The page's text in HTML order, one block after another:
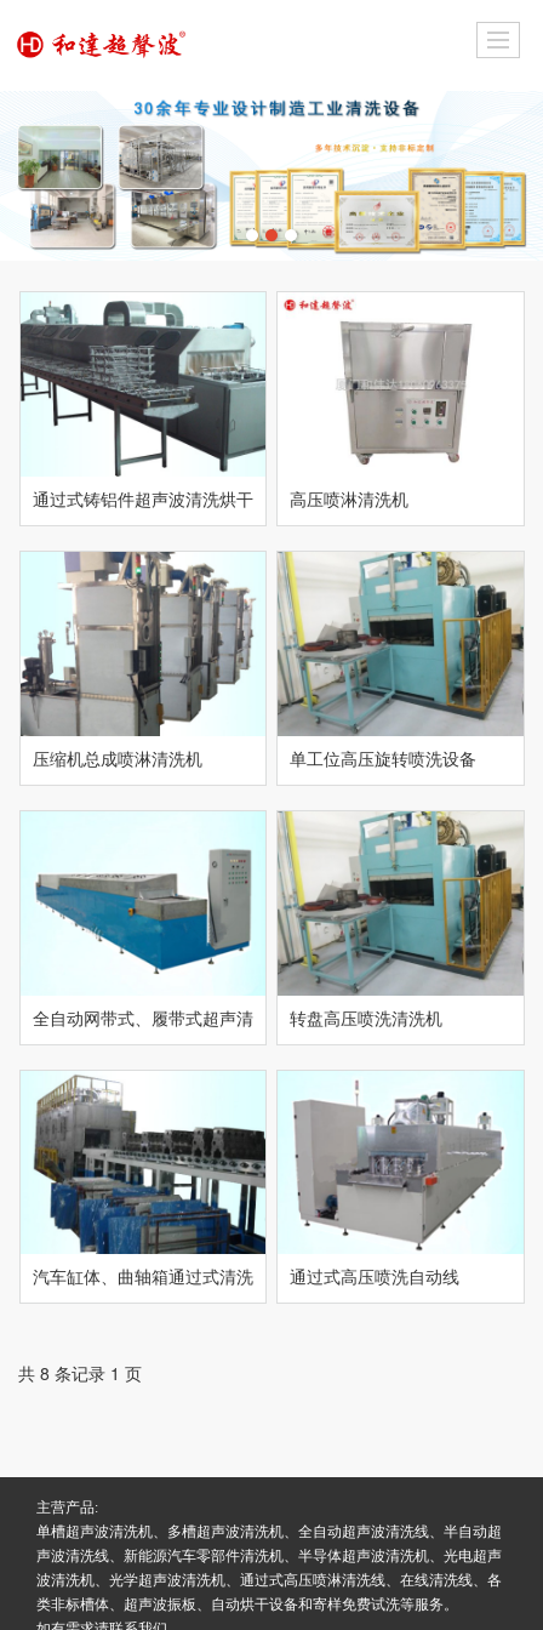
通过式铸铝件超声波清洗烘干
线
高压喷淋清洗机
压缩机总成喷淋清洗机 单工位高压旋转喷洗设备
全自动网带式、履带式超声清
洗烘干线
转盘高压喷洗清洗机
汽车缸体、曲轴箱通过式清洗 通过式高压喷洗自动线
共 8 条记录 1 页
主营产品:
单槽超声波清洗机、多槽超声波清洗机、全自动超声波清洗线、半自动超
声波清洗线、新能源汽车零部件清洗机、半导体超声波清洗机、光电超声
波清洗机、光学超声波清洗机、通过式高压喷淋清洗线、在线清洗线、各
类非标槽体、超声波振板、自动烘干设备和寄样免费试洗等服务。